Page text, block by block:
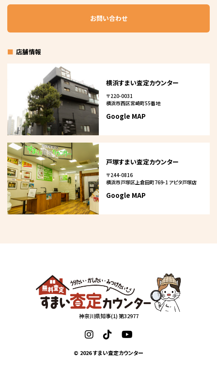
お問い合わせ
店舗情報
横浜すまい査定カウンター
〒220-0031
横浜市西区宮崎町55番地
Google MAP
戸塚すまい査定カウンター
〒244-0816
横浜市戸塚区上倉田町769-1 アピタ戸塚店
Google MAP
神奈川県知事(1) 第32977
© 2026すまい査定カウンター